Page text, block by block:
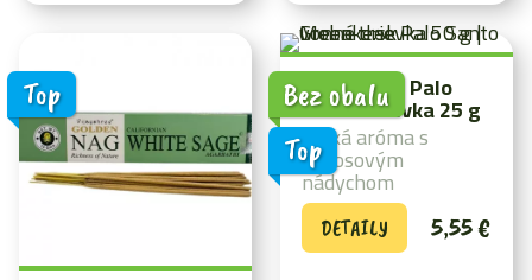
Top Green tree Palo
Santo drievka 25 g
5,55€
ľahká aróma s
kokosovým
nádychom
Bez obalu
Top
DETAILY